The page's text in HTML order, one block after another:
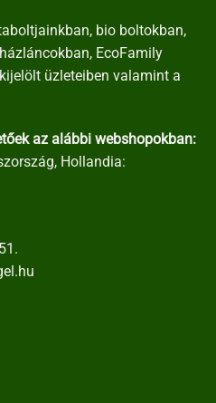
bio boltokban,
EcoFamily
üzleteiben valamint a
az alábbi webshopokban:
Hollandia: